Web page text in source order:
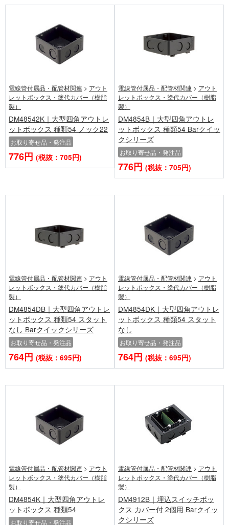
電線管付属品・配管材関連 > アウト
レットボックス・塗代カバー（樹脂
製）
DM48542K｜大型四角アウトレ
ットボックス 種類54 ノック22
お取り寄せ品・発注品
776円 (税抜：705円)
電線管付属品・配管材関連 > アウト
レットボックス・塗代カバー（樹脂
製）
DM4854B｜大型四角アウトレ
ットボックス 種類54 Barクイッ
クシリーズ
お取り寄せ品・発注品
776円 (税抜：705円)
電線管付属品・配管材関連 > アウト
レットボックス・塗代カバー（樹脂
製）
DM4854DB｜大型四角アウトレ
ットボックス 種類54 スタット
なし Barクイックシリーズ
お取り寄せ品・発注品
764円 (税抜：695円)
電線管付属品・配管材関連 > アウト
レットボックス・塗代カバー（樹脂
製）
DM4854DK｜大型四角アウトレ
ットボックス 種類54 スタット
なし
お取り寄せ品・発注品
764円 (税抜：695円)
電線管付属品・配管材関連 > アウト
レットボックス・塗代カバー（樹脂
製）
DM4854K｜大型四角アウトレ
ットボックス 種類54
お取り寄せ品・発注品
電線管付属品・配管材関連 > アウト
レットボックス・塗代カバー（樹脂
製）
DM4912B｜埋込スイッチボッ
クス カバー付 2個用 Barクイッ
クシリーズ